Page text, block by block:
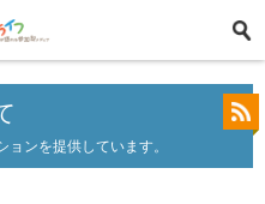
ンを提供しています。